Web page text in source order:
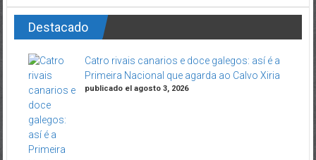
Destacado
Catro rivais canarios e doce galegos: así é a
Primeira Nacional que agarda ao Calvo Xiria
publicado el agosto 3, 2026